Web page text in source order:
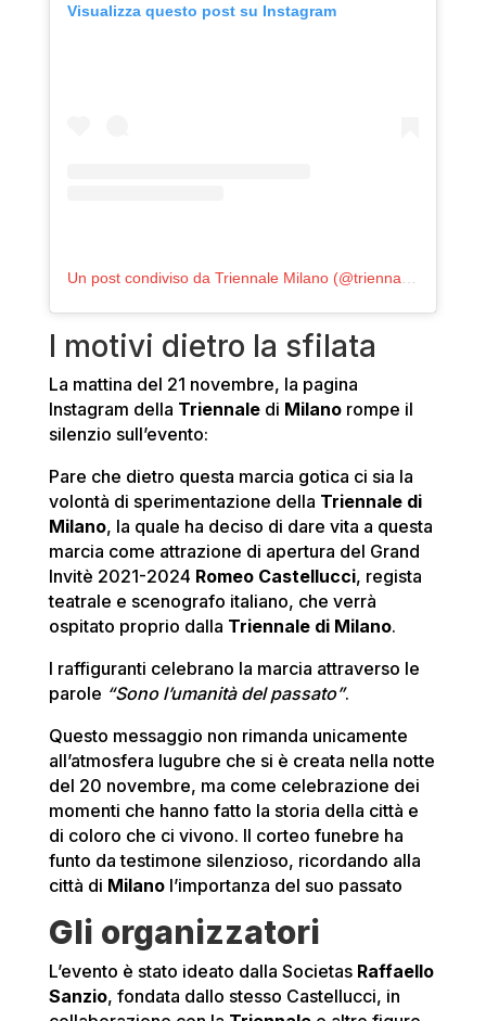
Visualizza questo post su Instagram
I motivi dietro la sfilata
La mattina del 21 novembre, la pagina
Instagram della Triennaledi Milanorompe il
silenzio sull’evento:
Pare che dietro questa marcia gotica ci sia la
volontà di sperimentazione della Triennale di
Milano, la quale ha deciso di dare vita a questa
marcia come attrazione di apertura del Grand
Invitè 2021-2024 Romeo Castellucci, regista
teatrale e scenografo italiano, che verrà
ospitato proprio dalla Triennale di Milano.
I raffiguranti celebrano la marcia attraverso le
parole “Sono l’umanità del passato”.
Questo messaggio non rimanda unicamente
all’atmosfera lugubre che si è creata nella notte
del 20 novembre, ma come celebrazione dei
momenti che hanno fatto la storia della città e
di coloro che ci vivono. Il corteo funebre ha
funto da testimone silenzioso, ricordando alla
città di Milanol’importanza del suo passato
Gli organizzatori
L’evento è stato ideato dalla Societas Raffaello
Sanzio, fondata dallo stesso Castellucci, in